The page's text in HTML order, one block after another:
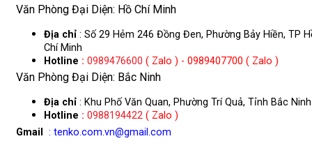
Văn Phòng Đại Diện: Hồ Chí Minh
Địa chỉ : Số 29 Hẻm 246 Đồng Đen, Phường Bảy Hiền, TP
Chí Minh
Hotline : 0989476600 ( Zalo ) - 0989407700 ( Zalo )
Văn Phòng Đại Diện: Bắc Ninh
Địa chỉ : Khu Phố Văn Quan, Phường Trí Quả, Tỉnh Bắc Ninh
Hotline : 0988194422 ( Zalo )
Gmail
: tenko.com.vn@gmail.com